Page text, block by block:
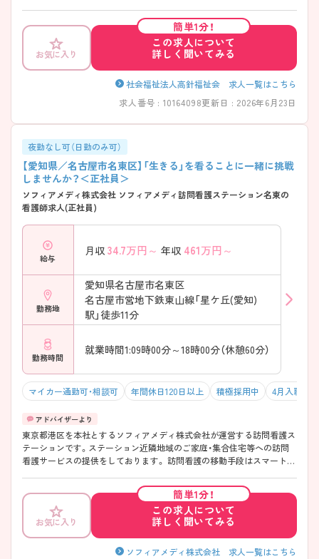
お気に入り
簡単1分！
この求人について
詳しく聞いてみる
社会福祉法人高針福祉会 求人一覧はこちら
求人番号 : 10164098更新日 : 2026年6月23日
夜勤なし可（日勤のみ可）
【愛知県／名古屋市名東区】「生きる」を看ることに一緒に挑戦
しませんか？＜正社員＞
ソフィアメディ株式会社 ソフィアメディ訪問看護ステーション名東の
看護師求人(正社員)
給与
月収 34.7万円～ 年収 461万円～
勤務地
愛知県名古屋市名東区
名古屋市営地下鉄東山線「星ケ丘(愛知)
駅」徒歩11分
勤務時間
就業時間1:09時00分～18時00分（休憩60分）
マイカー通勤可・相談可 年間休日120日以上 積極採用中 4月入職可
東京都港区を本社とするソフィアメディ株式会社が運営する訪問看護ス
テーションです。ステーション近隣地域のご家庭・集合住宅等への訪問
看護サービスの提供をしております。 訪問看護の移動手段はスマートア
るなど全国的に取り組まれております。 休日は完全週休2日制（土日）な
ので予定が立てやすく、年間休日は120日と多くワークライフバランスの
とりやすい環境です。教育面ではレクチャーやOJT、実践の指導力、教
育・研修マニュアルなど質が高く訪問看護未経験の方もしっかり学ぶこ
とができます。配属に関しましては応相談となっております。ご興味を
お持ちの方にはさらに詳細をお話しいたしますので、お気軽にご相談く
お気に入り
簡単1分！
この求人について
詳しく聞いてみる
ソフィアメディ株式会社 求人一覧はこちら